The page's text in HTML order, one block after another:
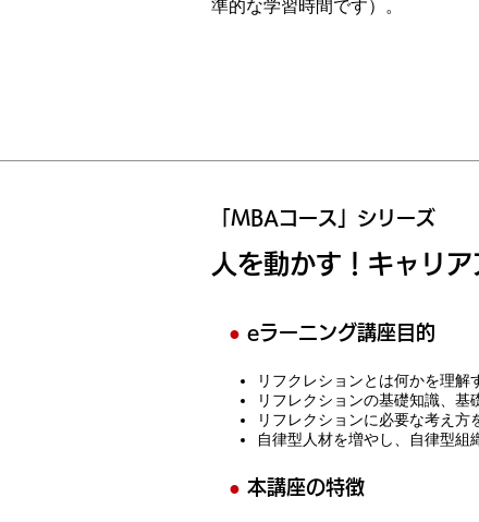
準的な学習時間です）。
「MBAコース」シリーズ
人を動かす！キャリ
● eラーニング講座目的
リフクレションとは何かを理解
リフレクションの基礎知識、基
リフレクションに必要な考え方
自律型人材を増やし、自律型組
● 本講座の特徴